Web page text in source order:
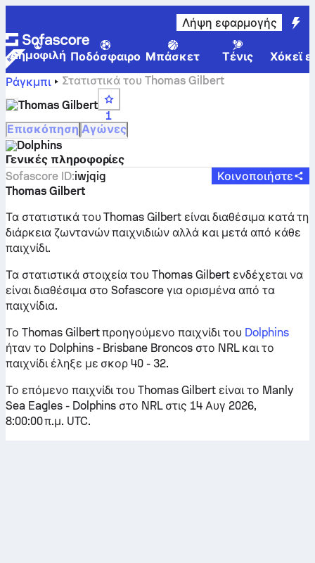
Λήψη εφαρμογής
Δημοφιλή Ποδόσφαιρο Μπάσκετ Τένις
Χόκεϊ
Ράγκμπι
Στατιστικά του Thomas Gilbert
Thomas Gilbert
1
Επισκόπηση Αγώνες
Dolphins
Γενικές πληροφορίες
Sofascore ID:iwjqig
Κοινοποιήστε
Thomas Gilbert
Τα στατιστικά του Thomas Gilbert είναι διαθέσιμα κατά τη
διάρκεια ζωντανών παιχνιδιών αλλά και μετά από κάθε
παιχνίδι.
Τα στατιστικά στοιχεία του Thomas Gilbert ενδέχεται να
είναι διαθέσιμα στο Sofascore για ορισμένα από τα
παιχνίδια.
Το Thomas Gilbert προηγούμενο παιχνίδι του Dolphins
ήταν το Dolphins - Brisbane Broncos στο NRL και το
παιχνίδι έληξε με σκορ 40 - 32.
Το επόμενο παιχνίδι του Thomas Gilbert είναι το Manly
Sea Eagles - Dolphins στο NRL στις 14 Αυγ 2026,
8:00:00 π.μ. UTC.